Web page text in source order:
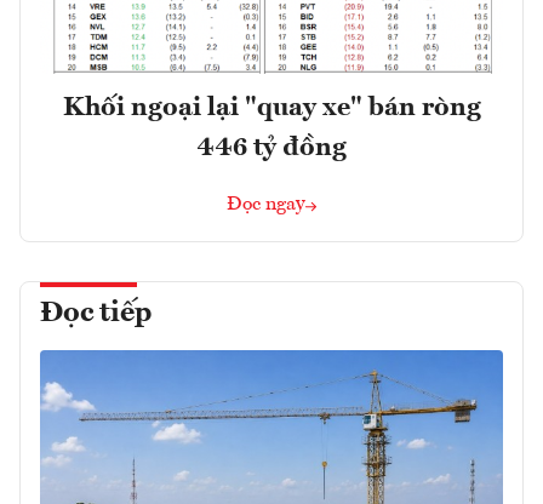
Khối ngoại lại "quay xe" bán ròng
446 tỷ đồng
Đọc ngay
Đọc tiếp